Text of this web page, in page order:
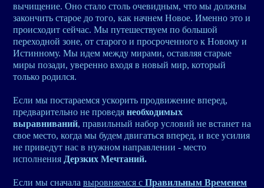
вычищение. Оно стало столь очевидным, что мы должны
закончить старое до того, как начнем Новое. Именно это и
происходит сейчас. Мы путешествуем по большой
переходной зоне, от старого и просроченного к Новому и
Истинному. Мы идем между мирами, оставляя старые
миры позади, уверенно входя в новый мир, который
только родился.
Если мы постараемся ускорить продвижение вперед,
предварительно не проведя необходимых
выравниваний, правильный набор условий не встанет на
свое место, когда мы будем двигаться вперед, и все усилия
не приведут нас в нужном направлении - место
исполнения Дерзких Мечтаний.
Если мы сначала выровняемся с Правильным Временем